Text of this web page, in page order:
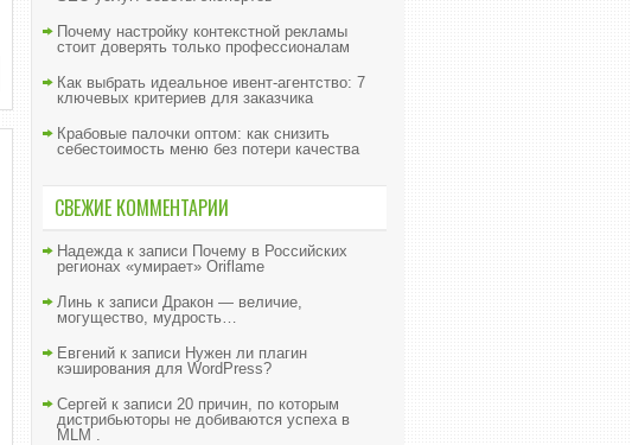
Почему настройку контекстной рекламы
стоит доверять только профессионалам
Как выбрать идеальное ивент-агентство: 7
ключевых критериев для заказчика
Крабовые палочки оптом: как снизить
себестоимость меню без потери качества
СВЕЖИЕ КОММЕНТАРИИ
Надеждак записи Почему в Российских
регионах «умирает» Oriflame
Линь к записи Дракон — величие,
могущество, мудрость…
Евгений к записи Нужен ли плагин
кэширования для WordPress?
Сергей к записи 20 причин, по которым
дистрибьюторы не добиваются успеха в
MLM .